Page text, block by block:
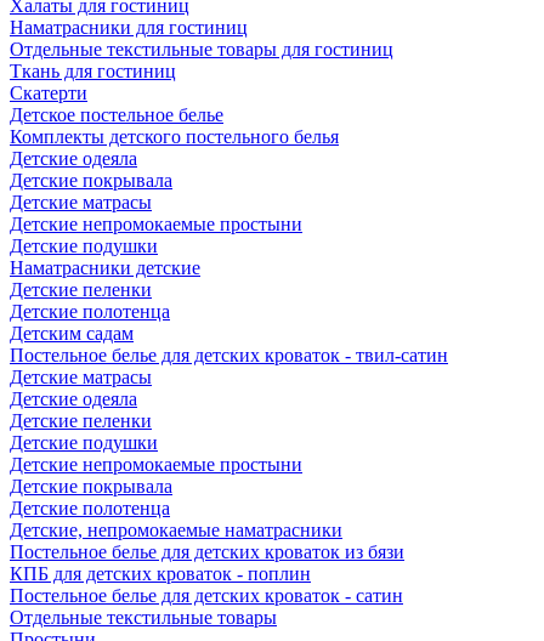
Халаты для гостиниц
Наматрасники для гостиниц
Отдельные текстильные товары для гостиниц
Ткань для гостиниц
Скатерти
Детское постельное белье
Комплекты детского постельного белья
Детские одеяла
Детские покрывала
Детские матрасы
Детские непромокаемые простыни
Детские подушки
Наматрасники детские
Детские пеленки
Детские полотенца
Детским садам
Постельное белье для детских кроваток - твил-сатин
Детские матрасы
Детские одеяла
Детские пеленки
Детские подушки
Детские непромокаемые простыни
Детские покрывала
Детские полотенца
Детские, непромокаемые наматрасники
Постельное белье для детских кроваток из бязи
КПБ для детских кроваток - поплин
Постельное белье для детских кроваток - сатин
Отдельные текстильные товары